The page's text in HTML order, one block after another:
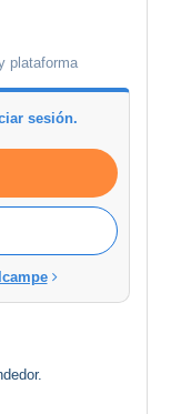
plataforma
sesión.
.